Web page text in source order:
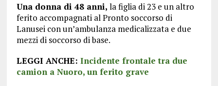
Una donna di 48 anni, la figlia di 23 e un altro
ferito accompagnati al Pronto soccorso di
Lanusei con un’ambulanza medicalizzata e due
mezzi di soccorso di base.
LEGGI ANCHE: Incidente frontale tra due
camion a Nuoro, un ferito grave